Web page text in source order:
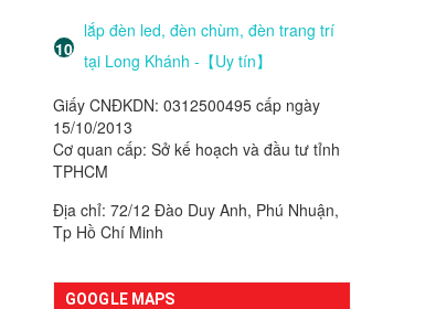
lắp đèn led, đèn chùm, đèn trang trí
tại Long Khánh -【Uy tín】
Giấy CNĐKDN: 0312500495 cấp ngày
15/10/2013
Cơ quan cấp: Sở kế hoạch và đầu tư tỉnh
TPHCM
Địa chỉ: 72/12 Đào Duy Anh, Phú Nhuận,
Tp Hồ Chí Minh
GOOGLE MAPS